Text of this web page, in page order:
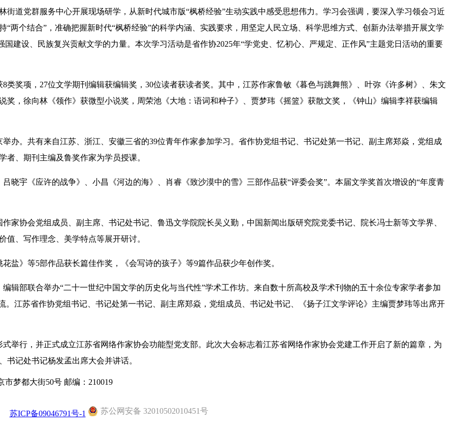
道党群服务中心开展现场研学，从新时代城市版“枫桥经验”生动实践中感受思想伟力 。 学习会强调， 要深入学习领会习近
“两个结合” ， 准确把握新时代“枫桥经验”的科学内涵、实践要求，用坚定人民立场、科学思维方式、创新办法举措开展文学
建设、民族复兴贡献文学的力量。本次学习活动是省作协2025年“学党史、忆初心、严规定、正作风”主题党日活动的重要
类奖项，27位文学期刊编辑获编辑奖，30位读者获读者奖。其中，江苏作家鲁敏《暮色与跳舞熊》、叶弥《许多树》、朱文
奖，徐向林《领作》获微型小说奖，周荣池《大地：语词和种子》、贾梦玮《摇篮》获散文奖，《钟山》编辑李祥获编辑
办。共有来自江苏、浙江、安徽三省的39位青年作家参加学习。省作协党组书记、书记处第一书记、副主席郑焱，党组成
者、期刊主编及鲁奖作家为学员授课。
晓宇《应许的战争》、小昌《河边的海》、肖睿《致沙漠中的雪》三部作品获“评委会奖”。本届文学奖首次增设的“年度青
作家协会党组成员、副主席、书记处书记、鲁迅文学院院长吴义勤，中国新闻出版研究院党委书记、院长冯士新等文学界、
值、写作理念、美学特点等展开研讨。
花盐》 等5部作品获长篇佳作奖， 《会写诗的孩子》 等9篇作品获少年创作奖。
辑部联合举办“二十一世纪中国文学的历史化与当代性”学术工作坊。来自数十所高校及学术刊物的五十余位专家学者参加
。江苏省作协党组书记、书记处第一书记、副主席郑焱，党组成员、书记处书记、《扬子江文学评论》主编贾梦玮等出席开
举行，并正式成立江苏省网络作家协会功能型党支部。此次大会标志着江苏省网络作家协会党建工作开启了新的篇章，为
书记处书记杨发孟出席大会并讲话。
市梦都大街50号 邮编：210019
苏ICP备09046791号-1 苏公网安备 32010502010451号